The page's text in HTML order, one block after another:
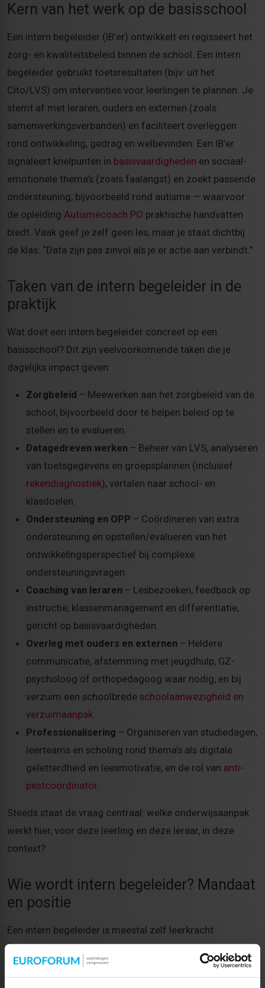
Kern van het werk op de basisschool
Een intern begeleider (IB’er) ontwikkelt en regisseert het
zorg- en kwaliteitsbeleid binnen de school. Een intern
begeleider gebruikt toetsresultaten (bijv. uit het
Cito/LVS) om interventies voor leerlingen te plannen. Je
stemt af met leraren, ouders en externen (zoals
samenwerkingsverbanden) en faciliteert overleggen
rond ontwikkeling, gedrag en welbevinden. Een IB’er
signaleert knelpunten in basisvaardigheden en sociaal-
emotionele thema’s (zoals faalangst) en zoekt passende
ondersteuning, bijvoorbeeld rond autisme — waarvoor
de opleiding Autismecoach PO praktische handvatten
biedt. Vaak geef je zelf geen les, maar je staat dichtbij
de klas: “Data zijn pas zinvol als je er actie aan verbindt.”
Taken van de intern begeleider in de
praktijk
Wat doet een intern begeleider concreet op een
basisschool? Dit zijn veelvoorkomende taken die je
dagelijks impact geven:
Zorgbeleid – Meewerken aan het zorgbeleid van de
school, bijvoorbeeld door te helpen beleid op te
stellen en te evalueren.
Datagedreven werken – Beheer van LVS, analyseren
van toetsgegevens en groepsplannen (inclusief
rekendiagnostiek), vertalen naar school- en
klasdoelen.
Ondersteuning en OPP – Coördineren van extra
ondersteuning en opstellen/evalueren van het
ontwikkelingsperspectief bij complexe
ondersteuningsvragen.
Coaching van leraren – Lesbezoeken, feedback op
instructie, klassenmanagement en differentiatie,
gericht op basisvaardigheden.
Overleg met ouders en externen – Heldere
communicatie, afstemming met jeugdhulp, GZ-
psycholoog of orthopedagoog waar nodig, en bij
verzuim een schoolbrede schoolaanwezigheid en
verzuimaanpak.
Professionalisering – Organiseren van studiedagen,
leerteams en scholing rond thema’s als digitale
geletterdheid en leesmotivatie, en de rol van anti-
pestcoördinator.
Steeds staat de vraag centraal: welke onderwijsaanpak
werkt hier, voor deze leerling en deze leraar, in deze
context?
Wie wordt intern begeleider? Mandaat
en positie
Een intern begeleider is meestal zelf leerkracht
(minimaal PABO) met extra coördinerende taken, soms
gecombineerd met lesgeven. Taken en